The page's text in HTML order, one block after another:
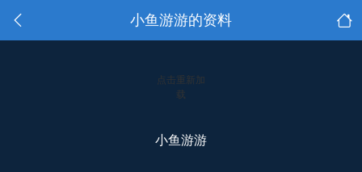
小鱼游游的资料
点击重新加
载
小鱼游游